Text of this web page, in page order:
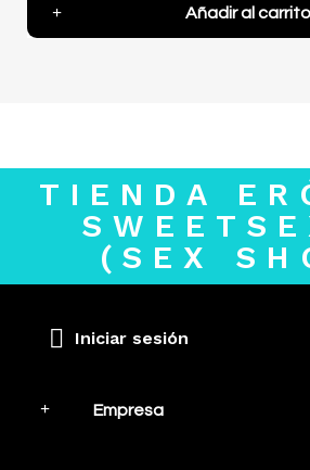
Añadir al carrito
TIENDA
(SEX
Iniciar sesión
Empresa